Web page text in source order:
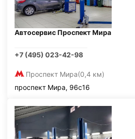
Автосервис Проспект Мира
+7 (495) 023-42-98
Проспект Мира(0,4 км)
проспект Мира, 96с16